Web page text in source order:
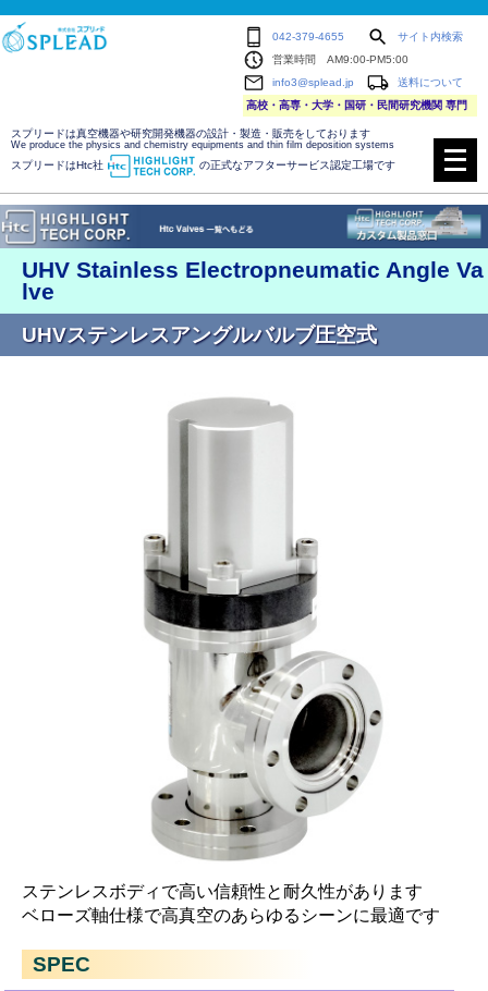
042-379-4655
サイト内検索
営業時間 AM9:00-PM5:00
info3@splead.jp
送料について
高校・高専・大学・国研・民間研究機関 専門
スプリードは真空機器や研究開発機器の設計・製造・販売をしております
We produce the physics and chemistry equipments and thin film deposition systems
スプリードはHtc社 の正式なアフターサービス認定工場です
メ
ニ
ュ
ー
を
開
く
UHV Stainless Electropneumatic Angle Va
lve
UHVステンレスアングルバルブ圧空式
ステンレスボディで高い信頼性と耐久性があります
ベローズ軸仕様で高真空のあらゆるシーンに最適です
SPEC